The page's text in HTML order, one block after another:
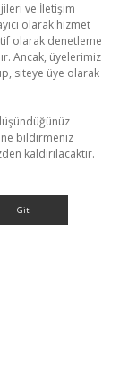
ve İletişim
olarak hizmet
olarak denetleme
Ancak, üyelerimiz
siteye üye olarak
bildirmeniz
kaldırılacaktır.